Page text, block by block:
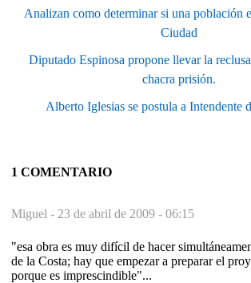
Analizan como determinar si una población
Ciudad
Diputado Espinosa propone llevar la
chacra prisión.
Alberto Iglesias se postula a Intendente
1 COMENTARIO
Miguel - 23 de abril de 2009 - 06:15
"esa obra es muy difícil de hacer
de la Costa; hay que empezar a preparar el
porque es imprescindible"...